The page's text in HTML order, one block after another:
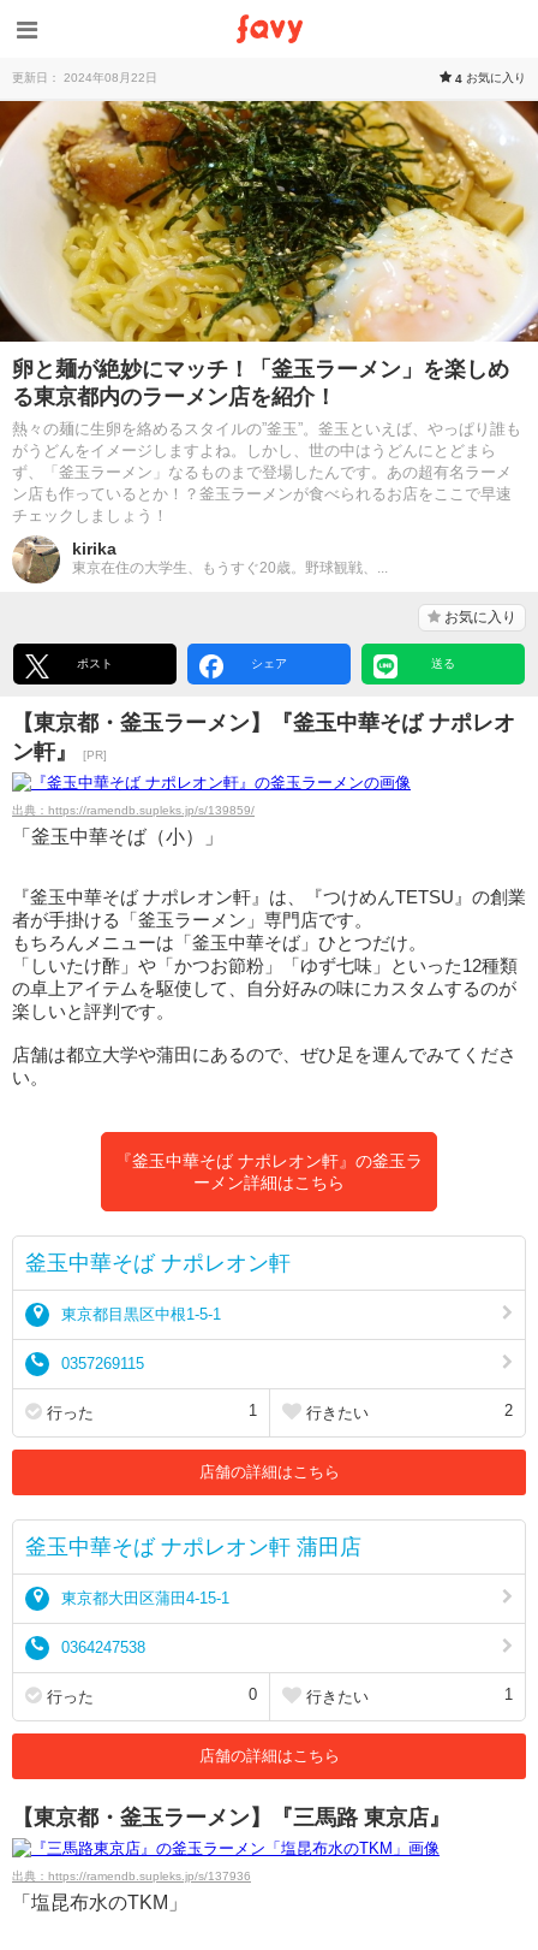
更新日： 2024年08月22日 4 お気に入り
卵と麺が絶妙にマッチ！「釜玉ラーメン」を楽しめ
る東京都内のラーメン店を紹介！
熱々の麺に生卵を絡めるスタイルの”釜玉”。釜玉といえば、やっぱり誰も
がうどんをイメージしますよね。しかし、世の中はうどんにとどまら
ず、「釜玉ラーメン」なるものまで登場したんです。あの超有名ラーメ
ン店も作っているとか！？釜玉ラーメンが食べられるお店をここで早速
チェックしましょう！
kirika
東京在住の大学生、もうすぐ20歳。野球観戦、...
お気に入り
ポスト シェア 送る
【東京都・釜玉ラーメン】『釜玉中華そば ナポレオ
ン軒』
[PR]
出典：https://ramendb.supleks.jp/s/139859/
「釜玉中華そば（小）」
『釜玉中華そば ナポレオン軒』は、『つけめんTETSU』の創業
者が手掛ける「釜玉ラーメン」専門店です。
もちろんメニューは「釜玉中華そば」ひとつだけ。
「しいたけ酢」や「かつお節粉」「ゆず七味」といった12種類
の卓上アイテムを駆使して、自分好みの味にカスタムするのが
楽しいと評判です。
店舗は都立大学や蒲田にあるので、ぜひ足を運んでみてくださ
い。
『釜玉中華そば ナポレオン軒』の釜玉ラ
ーメン詳細はこちら
釜玉中華そば ナポレオン軒
東京都目黒区中根1-5-1
0357269115
行った 1 行きたい 2
店舗の詳細はこちら
釜玉中華そば ナポレオン軒 蒲田店
東京都大田区蒲田4-15-1
0364247538
行った 0 行きたい 1
店舗の詳細はこちら
【東京都・釜玉ラーメン】『三馬路 東京店』
出典：https://ramendb.supleks.jp/s/137936
「塩昆布水のTKM」